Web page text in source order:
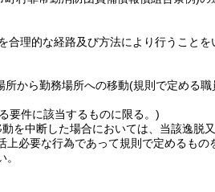
理的な経路及び方法により行うこと
所から勤務場所への移動(規則で定める職
要件に該当するものに限る。)
を中断した場合においては、当該逸脱
上必要な行為であって規則で定めるも